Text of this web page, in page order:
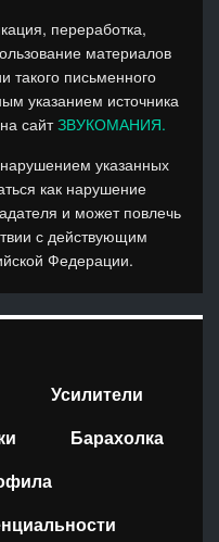
переработка,
материалов
такого письменного
указанием источника
сайтЗВУКОМАНИЯ.
указанных
как нарушение
и может повлечь
с действующим
Федерации.
Усилители
Барахолка